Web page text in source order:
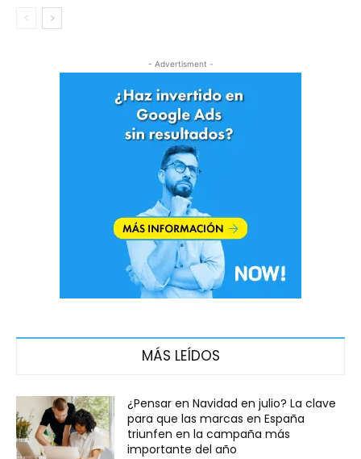
- Advertisment -
MÁS LEÍDOS
¿Pensar en Navidad en julio? La clave
para que las marcas en España
triunfen en la campaña más
importante del año